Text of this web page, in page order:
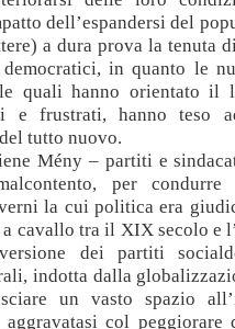
dell’espandersi del
a dura prova la tenuta
in quanto le
quali hanno orientato il
e frustrati, hanno teso
tutto nuovo.
Mény – partiti e
per condurre
la cui politica era
a cavallo tra il XIX secolo e
dei partiti
indotta dalla
un vasto spazio
col peggiorare